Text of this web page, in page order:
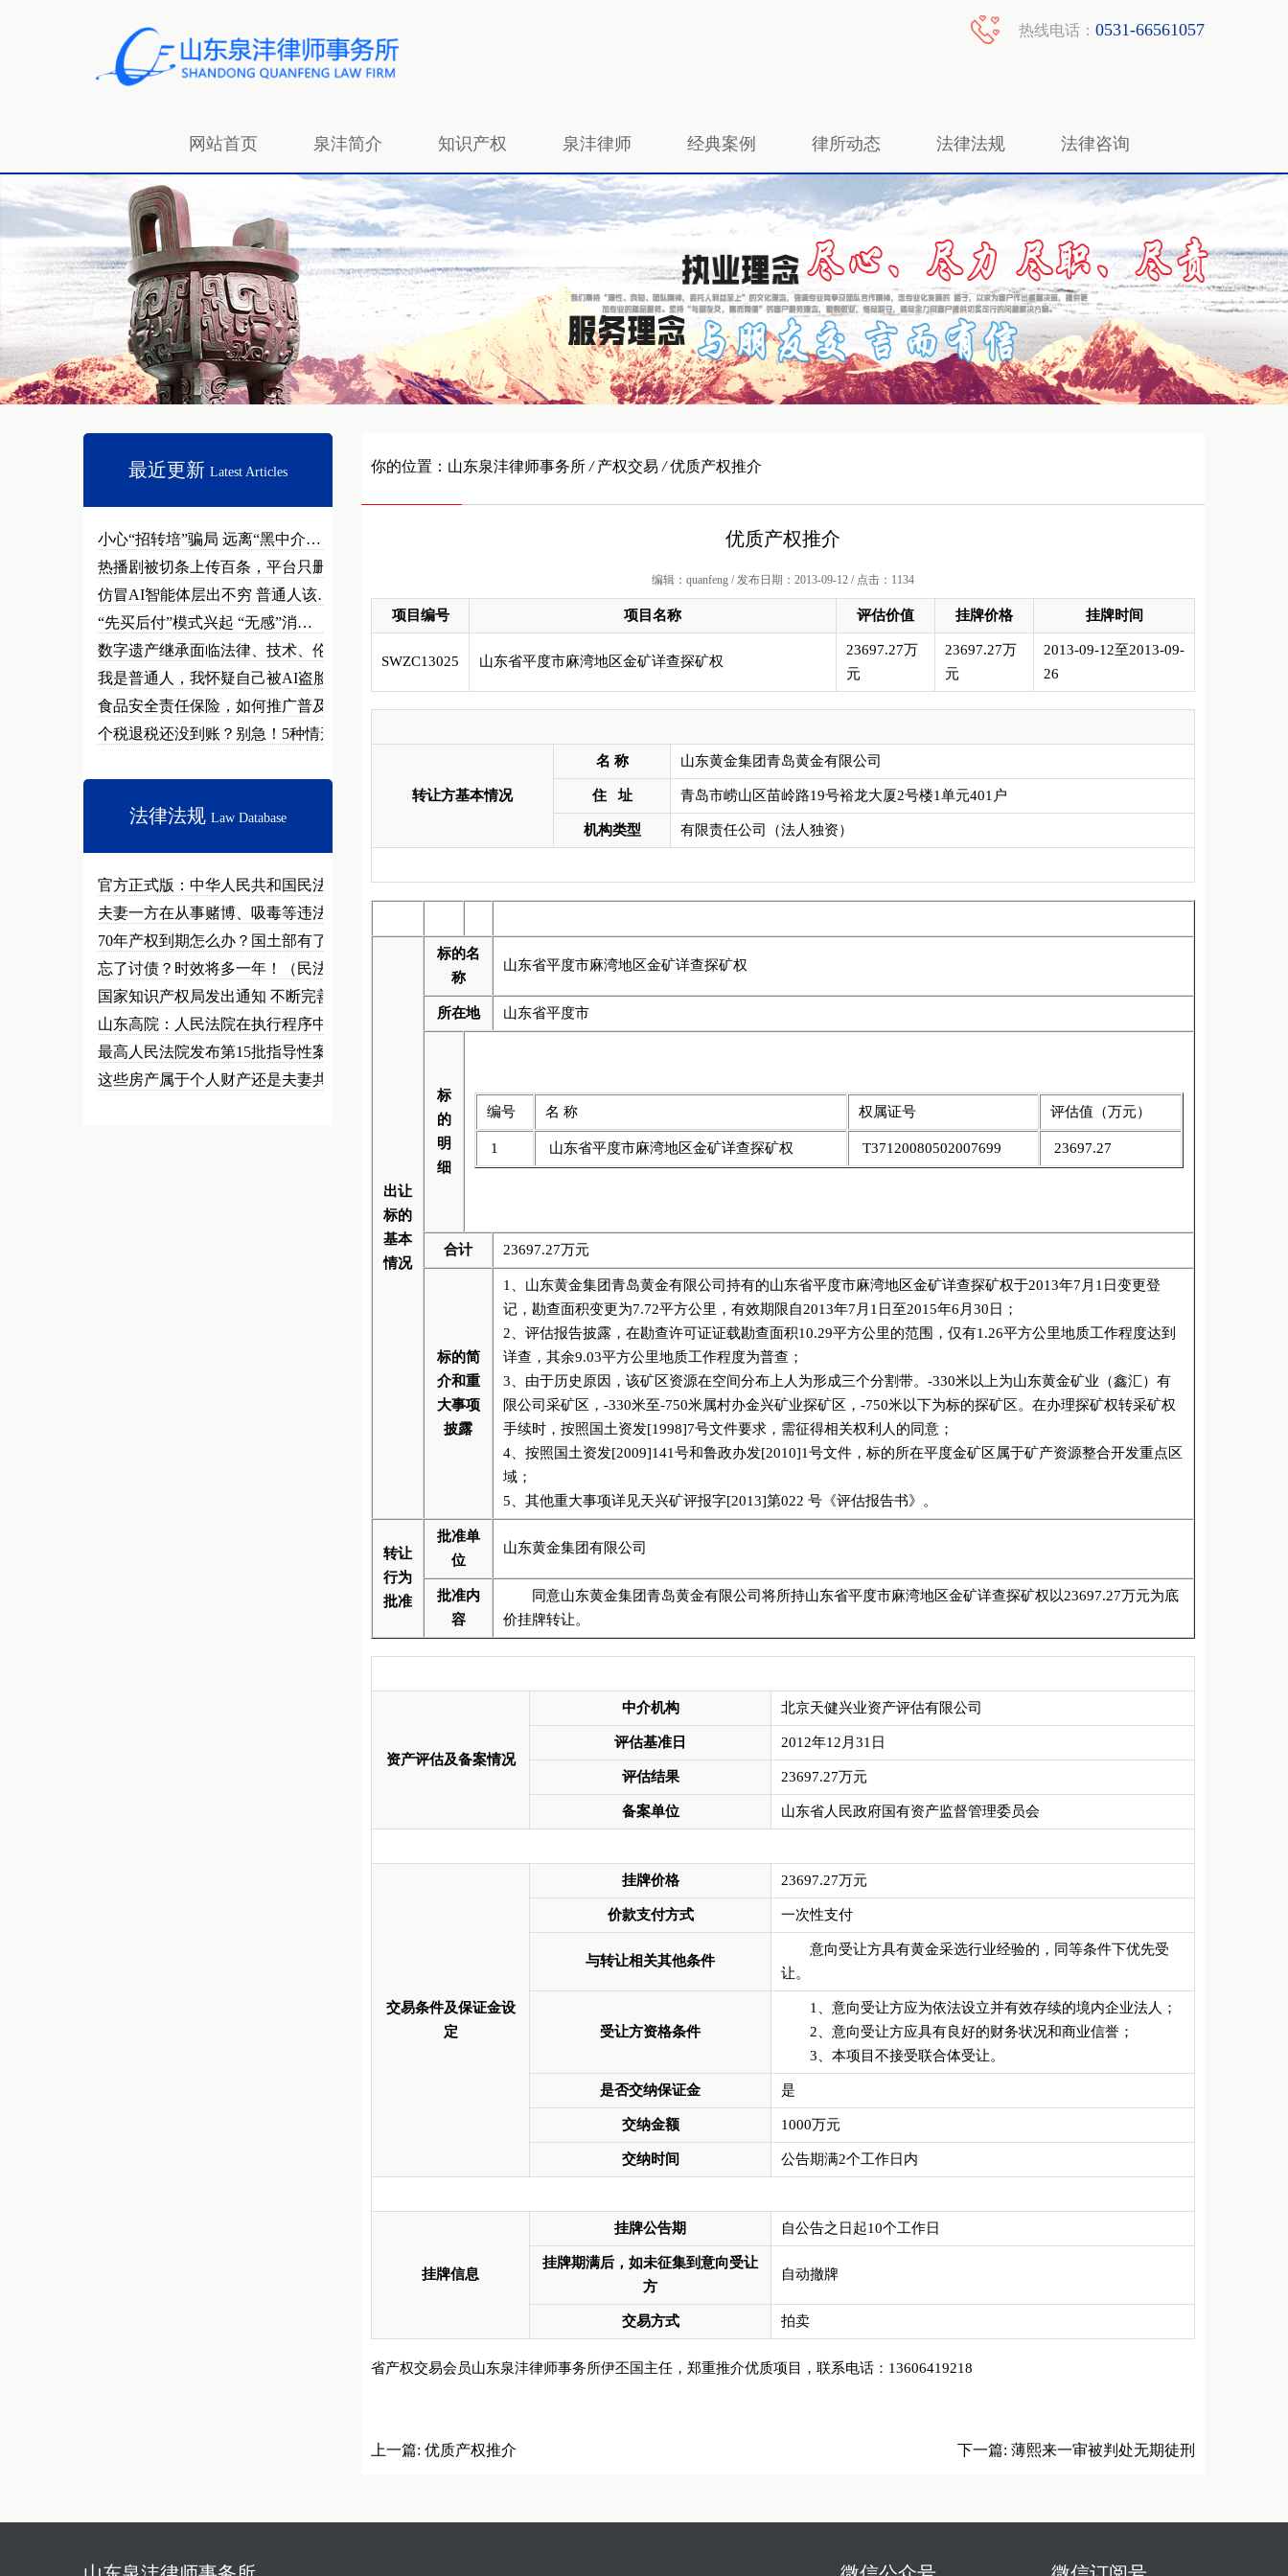
热线电话： 0531-66561057
网站首页 泉沣简介 知识产权 泉沣律师 经典案例 律所动态 法律法规 法律咨询
最近更新 Latest Articles
小心“招转培”骗局 远离“黑中介…
热播剧被切条上传百条，平台只删不…
仿冒AI智能体层出不穷 普通人该…
“先买后付”模式兴起 “无感”消…
数字遗产继承面临法律、技术、伦理…
我是普通人，我怀疑自己被AI盗脸…
食品安全责任保险，如何推广普及？
个税退税还没到账？别急！5种情形…
法律法规 Law Database
官方正式版：中华人民共和国民法总…
夫妻一方在从事赌博、吸毒等违法犯…
70年产权到期怎么办？国土部有了…
忘了讨债？时效将多一年！（民法草…
国家知识产权局发出通知 不断完善…
山东高院：人民法院在执行程序中可…
最高人民法院发布第15批指导性案…
这些房产属于个人财产还是夫妻共同…
你的位置： 山东泉沣律师事务所 / 产权交易 /优质产权推介
优质产权推介
编辑：quanfeng / 发布日期：2013-09-12 / 点击：1134
项目编号 项目名称 评估价值 挂牌价格 挂牌时间
SWZC13025 山东省平度市麻湾地区金矿详查探矿权
23697.27万
元
23697.27万
元
2013-09-12至2013-09-
26
转让方基本情况
名 称 山东黄金集团青岛黄金有限公司
住 址 青岛市崂山区苗岭路19号裕龙大厦2号楼1单元401户
机构类型 有限责任公司（法人独资）
出让
标的
基本
情况
标的名
称
山东省平度市麻湾地区金矿详查探矿权
所在地 山东省平度市
标
的
明
细
编号 名 称 权属证号 评估值（万元）
1 山东省平度市麻湾地区金矿详查探矿权 T37120080502007699 23697.27
合计 23697.27万元
标的简
介和重
大事项
披露
1、山东黄金集团青岛黄金有限公司持有的山东省平度市麻湾地区金矿详查探矿权于2013年7月1日变更登
记，勘查面积变更为7.72平方公里，有效期限自2013年7月1日至2015年6月30日；
2、评估报告披露，在勘查许可证证载勘查面积10.29平方公里的范围，仅有1.26平方公里地质工作程度达到
详查，其余9.03平方公里地质工作程度为普查；
3、由于历史原因，该矿区资源在空间分布上人为形成三个分割带。-330米以上为山东黄金矿业（鑫汇）有
限公司采矿区，-330米至-750米属村办金兴矿业探矿区，-750米以下为标的探矿区。在办理探矿权转采矿权
手续时，按照国土资发[1998]7号文件要求，需征得相关权利人的同意；
4、按照国土资发[2009]141号和鲁政办发[2010]1号文件，标的所在平度金矿区属于矿产资源整合开发重点区
域；
5、其他重大事项详见天兴矿评报字[2013]第022 号《评估报告书》。
转让
行为
批准
批准单
位
山东黄金集团有限公司
批准内
容
同意山东黄金集团青岛黄金有限公司将所持山东省平度市麻湾地区金矿详查探矿权以23697.27万元为底
价挂牌转让。
资产评估及备案情况
中介机构 北京天健兴业资产评估有限公司
评估基准日 2012年12月31日
评估结果 23697.27万元
备案单位 山东省人民政府国有资产监督管理委员会
交易条件及保证金设
定
挂牌价格 23697.27万元
价款支付方式 一次性支付
与转让相关其他条件
意向受让方具有黄金采选行业经验的，同等条件下优先受
让。
受让方资格条件
1、意向受让方应为依法设立并有效存续的境内企业法人；
2、意向受让方应具有良好的财务状况和商业信誉；
3、本项目不接受联合体受让。
是否交纳保证金 是
交纳金额 1000万元
交纳时间 公告期满2个工作日内
挂牌信息
挂牌公告期 自公告之日起10个工作日
挂牌期满后，如未征集到意向受让
方
自动撤牌
交易方式 拍卖
省产权交易会员山东泉沣律师事务所伊丕国主任，郑重推介优质项目，联系电话：13606419218
上一篇: 优质产权推介 下一篇: 薄熙来一审被判处无期徒刑